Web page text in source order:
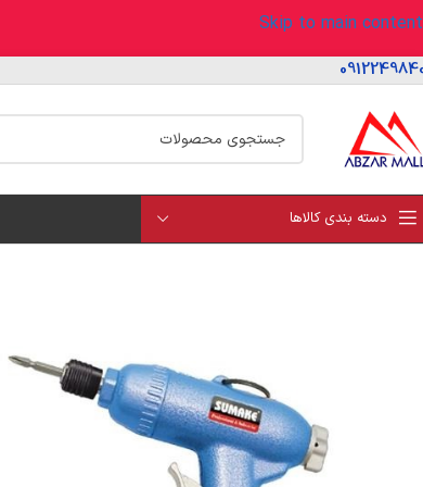
Skip to main content
دسته بندی کالاها